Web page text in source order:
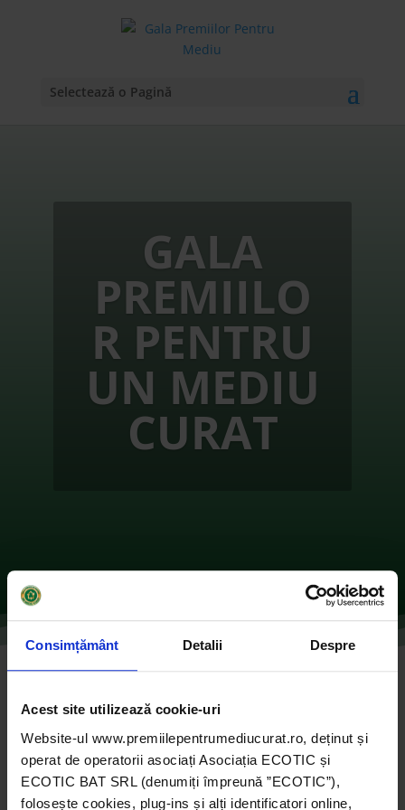
Consimțământ Detalii Despre
Acest site utilizează cookie-uri
Website-ul www.premiilepentrumediucurat.ro, deținut și
operat de operatorii asociați Asociația ECOTIC și
ECOTIC BAT SRL (denumiți împreună ”ECOTIC”),
folosește cookies, plug-ins și alți identificatori online,
Selectează o Pagină
GALA
PREMIILO
R PENTRU
UN MEDIU
CURAT
de Ecotic|oct. 27, 2021| 2016
comentarii